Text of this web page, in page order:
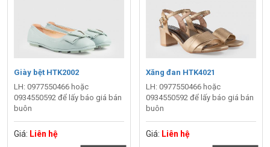
Giày bệt HTK2002
LH: 0977550466 hoặc
0934550592 để lấy báo giá bán
buôn
Giá: Liên hệ
Xăng đan HTK4021
LH: 0977550466 hoặc
0934550592 để lấy báo giá bán
buôn
Giá: Liên hệ